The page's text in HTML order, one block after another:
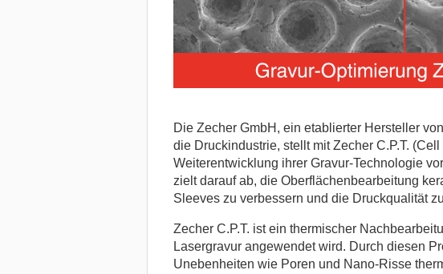
Die Zecher GmbH, ein etablierter Hersteller
die Druckindustrie, stellt mit Zecher C.P.T.
Weiterentwicklung ihrer Gravur-Technologie
zielt darauf ab, die Oberflächenbearbeitung
Sleeves zu verbessern und die Druckqualität
Zecher C.P.T. ist ein thermischer
Lasergravur angewendet wird. Durch diesen
Unebenheiten wie Poren und Nano-Risse